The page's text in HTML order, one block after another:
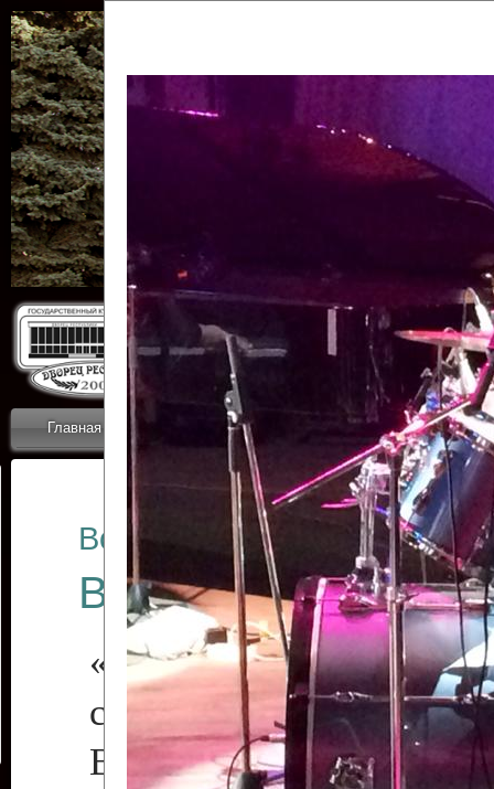
Главная Приветствие Коллективы Новости
ОТЧЕТЫ ГКЦ
Все отчеты
Весенние россыпи
«С джазом по
сердце!»
В программе